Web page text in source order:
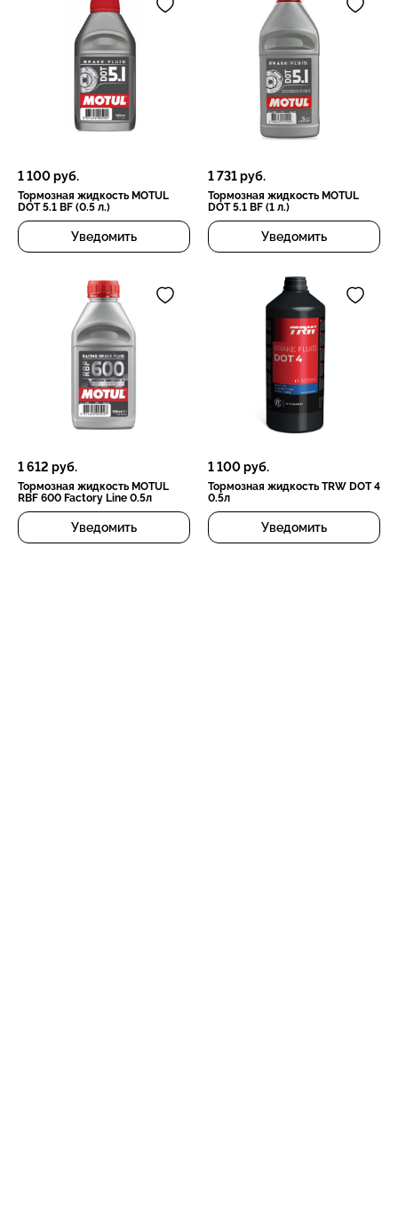
1 100руб.
Тормозная жидкость MOTUL
DOT 5.1 BF (0.5 л.)
Уведомить
1 731руб.
Тормозная жидкость MOTUL
DOT 5.1 BF (1 л.)
Уведомить
1 612 руб.
Тормозная жидкость MOTUL
RBF 600 Factory Line 0.5л
Уведомить
1 100руб.
Тормозная жидкость TRW DOT 4
0.5л
Уведомить